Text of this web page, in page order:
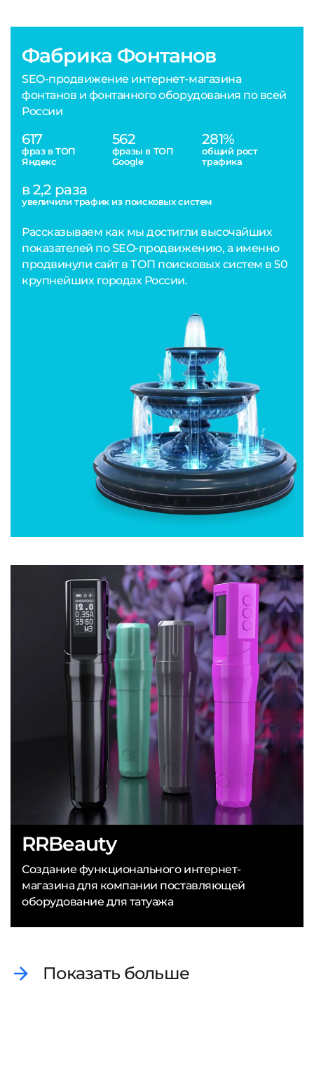
Фабрика Фонтанов
SEO-продвижение интернет-магазина
фонтанов и фонтанного оборудования по всей
России
617
фраз в ТОП
Яндекс
562
фразы в ТОП
Google
281%
общий рост
трафика
в 2,2 раза
увеличили трафик из поисковых систем
Рассказываем как мы достигли высочайших
показателей по SEO-продвижению, а именно
продвинули сайт в ТОП поисковых систем в 50
крупнейших городах России.
RRBeauty
Создание функционального интернет-
магазина для компании поставляющей
оборудование для татуажа
Показать больше